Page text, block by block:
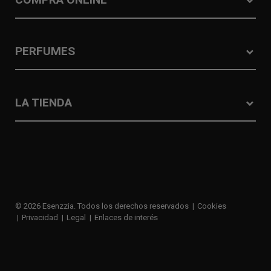
PERFUMES
LA TIENDA
© 2026 Esenzzia. Todos los derechos reservados
Cookies
Privacidad
Legal Enlaces de interés